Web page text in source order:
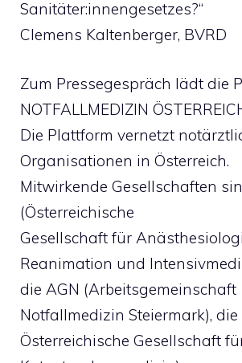
Sanitäter:innengesetzes?“
Clemens Kaltenberger, BVRD
Zum Pressegespräch lädt die
NOTFALLMEDIZIN
Die Plattform vernetzt
Organisationen in Österreich.
Mitwirkende Gesellschaften
(Österreichische
Gesellschaft für
Reanimation und
die AGN (Arbeitsgemeinschaft
Notfallmedizin Steiermark), die
Österreichische Gesellschaft